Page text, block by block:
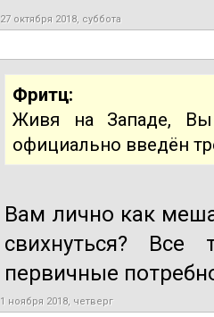
27 октября 2018, суббота
Фритц:
Живя на Западе,
официально введён
Вам лично как
свихнуться? Все
первичные
1 ноября 2018, четверг